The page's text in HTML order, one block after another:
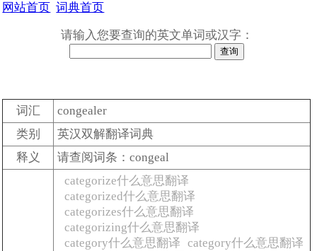
网站首页 词典首页
请输入您要查询的英文单词或汉字：
词汇
congealer
类别
英汉双解翻译词典
释义
请查阅词条：congeal
categorize什么意思翻译
categorized什么意思翻译
categorizes什么意思翻译
categorizing什么意思翻译
category什么意思翻译 category什么意思翻译